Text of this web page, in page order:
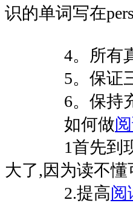
识的单词写在
4。所有真
5。保证三
6。保持充
如何做
1首先到现
大了,因为读不
2.提高阅